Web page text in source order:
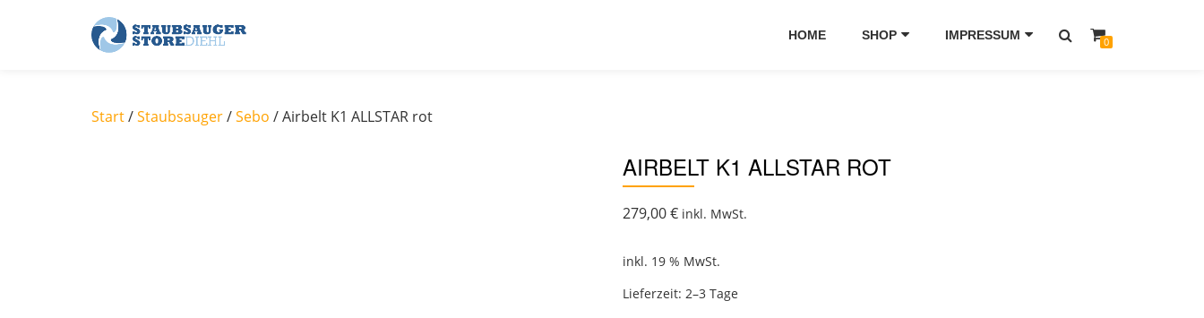
HOME SHOP IMPRESSUM 0
Start/Staubsauger/Sebo / Airbelt K1 ALLSTAR rot
AIRBELT K1 ALLSTAR ROT
279,00€ inkl. MwSt.
inkl. 19 % MwSt.
Lieferzeit: 2–3 Tage